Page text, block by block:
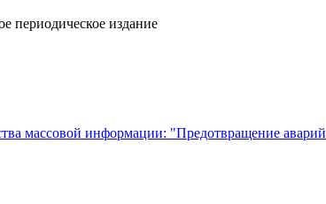
периодическое издание